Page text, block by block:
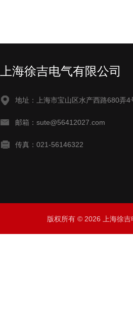
上海徐吉电气有限公司
地址：上海市宝山区水产西路680弄4
邮箱：sute@56412027.com
传真：021-56146322
版权所有 © 2026 上海徐